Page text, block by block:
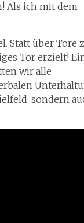
Als ich mit dem
Statt über Tore
Tor erzielt!
wir alle
sondern